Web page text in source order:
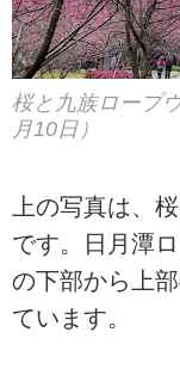
桜と九族ロープ
月10日）
上の写真は、
です。日月潭
の下部から上
ています。